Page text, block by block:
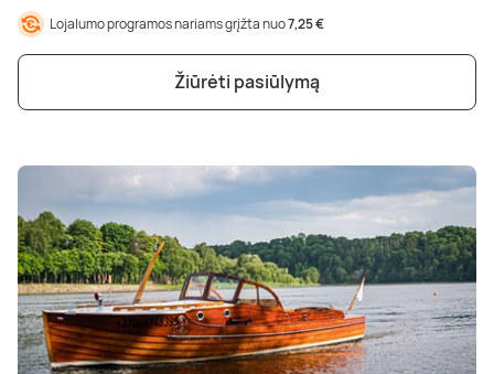
Lojalumo programos nariams grįžta nuo7,25 €
Žiūrėti pasiūlymą